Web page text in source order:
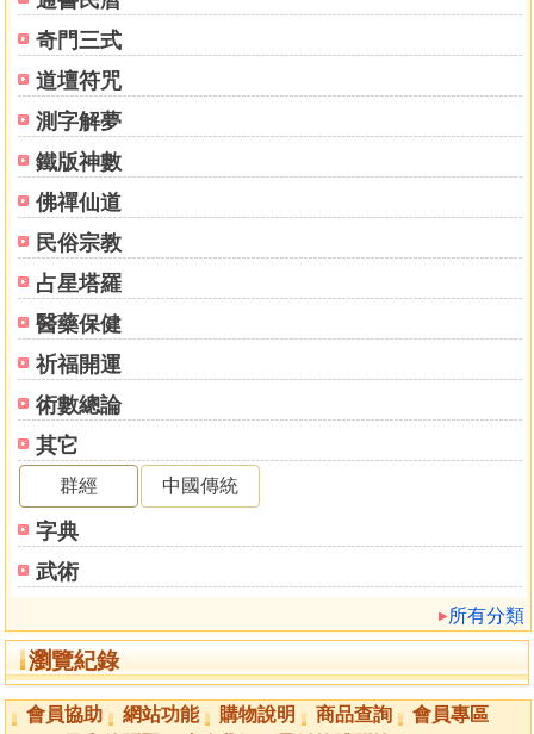
奇門三式
道壇符咒
測字解夢
鐵版神數
佛禪仙道
民俗宗教
占星塔羅
醫藥保健
祈福開運
術數總論
其它
群經 中國傳統
字典
武術
所有分類
瀏覽紀錄
會員協助 網站功能 購物說明 商品查詢
會員專區